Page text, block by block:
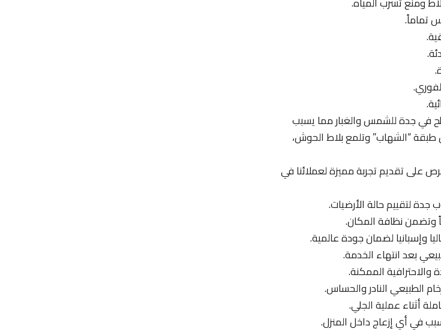
تماماً.
في جدة للشمس والغبار مما يسبب
طبقة “الشهاب” وتلمع بلاط الحوش،
على تقديم تجربة مميزة لعملائنا في
جدة لتقييم حالة الأرضيات.
وتضمن نظافة المكان.
وإسبانيا لضمان جودة عالمية.
بعد انتهاء الخدمة.
الممكنة.
الطبيعي النادر والحساس.
أثناء عملية الجلي.
في أي إزعاج داخل المنزل.